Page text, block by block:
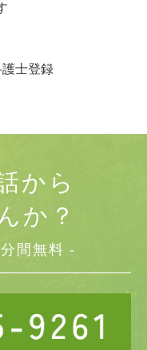
士登録
から
か？
間無料 -